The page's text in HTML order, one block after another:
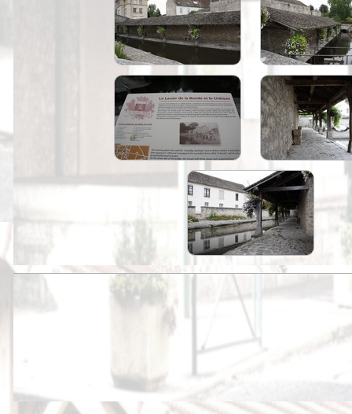
Outils-des-Lavandières
Cartes Postales-Anciennes et
Peintures